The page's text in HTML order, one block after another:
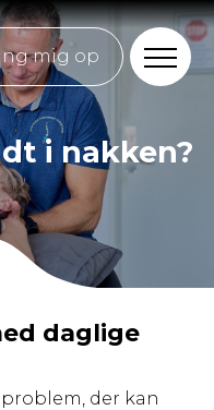
mig op
i nakken?
daglige
der kan